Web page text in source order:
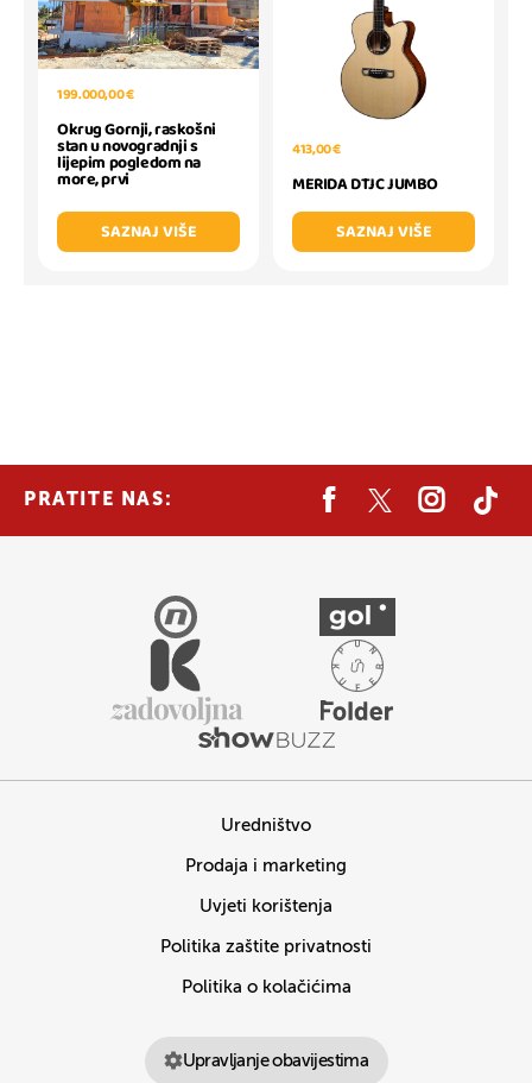
199.000,00 €
Okrug Gornji, raskošni
stan u novogradnji s
lijepim pogledom na
more, prvi
SAZNAJ VIŠE
413,00 €
MERIDA DTJC JUMBO
SAZNAJ VIŠE
PRATITE NAS:
Uredništvo
Prodaja i marketing
Uvjeti korištenja
Politika zaštite privatnosti
Politika o kolačićima
Upravljanje obavijestima